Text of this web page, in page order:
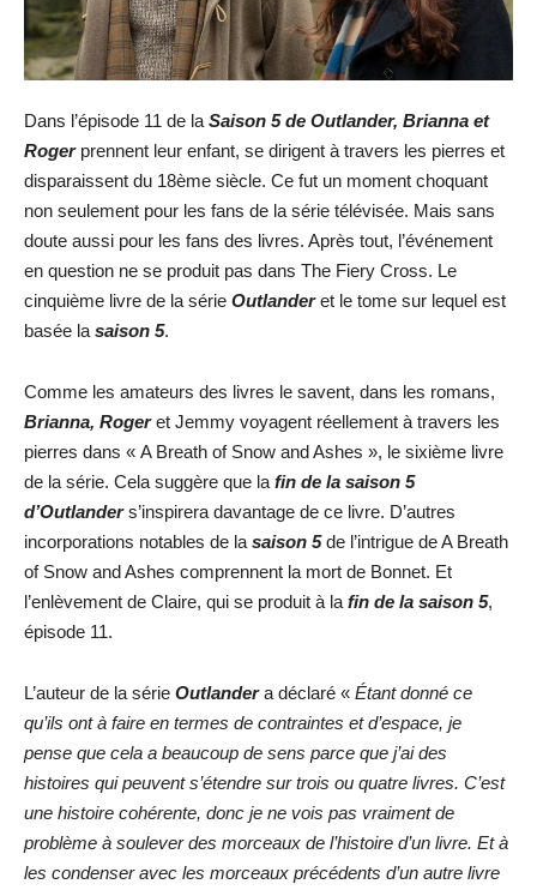
Dans l’épisode 11 de la Saison 5 de Outlander, Brianna et
Rogerprennent leur enfant, se dirigent à travers les pierres et
disparaissent du 18ème siècle. Ce fut un moment choquant
non seulement pour les fans de la série télévisée. Mais sans
doute aussi pour les fans des livres. Après tout, l’événement
en question ne se produit pas dans The Fiery Cross. Le
cinquième livre de la série Outlanderet le tome sur lequel est
basée la saison 5.
Comme les amateurs des livres le savent, dans les romans,
Brianna, Rogeret Jemmy voyagent réellement à travers les
pierres dans « A Breath of Snow and Ashes », le sixième livre
de la série. Cela suggère que la fin de la saison 5
d’Outlanders’inspirera davantage de ce livre. D’autres
incorporations notables de la saison 5de l’intrigue de A Breath
of Snow and Ashes comprennent la mort de Bonnet. Et
l’enlèvement de Claire, qui se produit à la fin de la saison 5,
épisode 11.
L’auteur de la série Outlandera déclaré « Étant donné ce
qu’ils ont à faire en termes de contraintes et d’espace, je
pense que cela a beaucoup de sens parce que j’ai des
histoires qui peuvent s’étendre sur trois ou quatre livres. C’est
une histoire cohérente, donc je ne vois pas vraiment de
problème à soulever des morceaux de l’histoire d’un livre. Et à
les condenser avec les morceaux précédents d’un autre livre